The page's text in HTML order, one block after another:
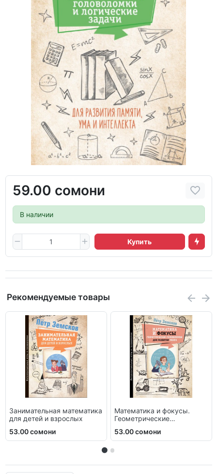
59.00 сомони
В наличии
Купить
Рекомендуемые товары
Занимательная математика
для детей и взрослых
53.00 сомони
Математика и фокусы.
Геометрические
мозга
53.00 сомони